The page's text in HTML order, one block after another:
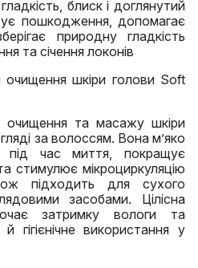
блиск і доглянутий
пошкодження, допомагає
природну гладкість
та січення локонів
очищення шкіри голови Soft
очищення та масажу шкіри
за волоссям. Вона м’яко
під час миття, покращує
стимулює мікроциркуляцію
підходить для сухого
засобами. Цілісна
затримку вологи та
гігієнічне використання у